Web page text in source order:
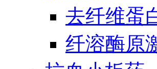
去纤维蛋
纤溶酶原